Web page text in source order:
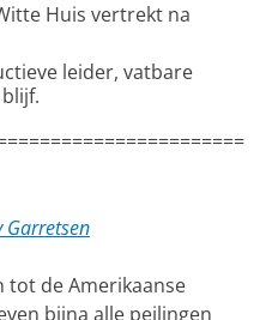
Huis vertrekt na
leider, vatbare
Garretsen
tot de Amerikaanse
bijna alle peilingen